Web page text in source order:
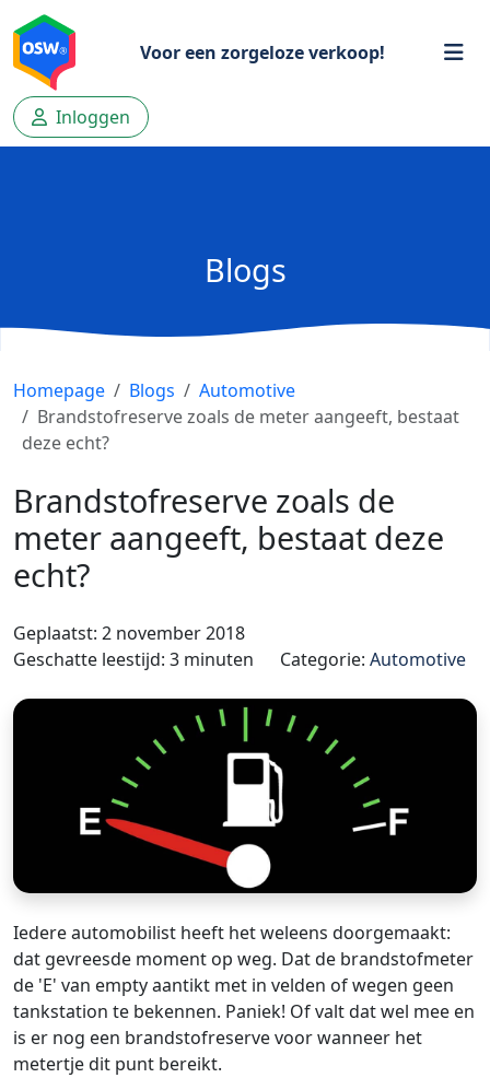
Voor een zorgeloze verkoop!
Inloggen
Blogs
Homepage Blogs
Automotive
Brandstofreserve zoals de meter aangeeft, bestaat
deze echt?
Brandstofreserve zoals de
meter aangeeft, bestaat deze
echt?
Geplaatst: 2 november 2018
Geschatte leestijd: 3 minuten
Categorie: Automotive
Iedere automobilist heeft het weleens doorgemaakt:
dat gevreesde moment op weg. Dat de brandstofmeter
de 'E' van empty aantikt met in velden of wegen geen
tankstation te bekennen. Paniek! Of valt dat wel mee en
is er nog een brandstofreserve voor wanneer het
metertje dit punt bereikt.